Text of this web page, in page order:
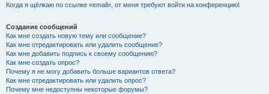
Когда я щёлкаю по ссылке «email», от меня требуют войти на конференцию!
Создание сообщений
Как мне создать новую тему или сообщение?
Как мне отредактировать или удалить сообщение?
Как мне добавить подпись к своему сообщению?
Как мне создать опрос?
Почему я не могу добавить больше вариантов ответа?
Как мне отредактировать или удалить опрос?
Почему мне недоступны некоторые форумы?